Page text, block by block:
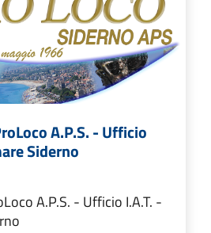
A.P.S. - Ufficio
Siderno
A.P.S. - Ufficio I.A.T. -